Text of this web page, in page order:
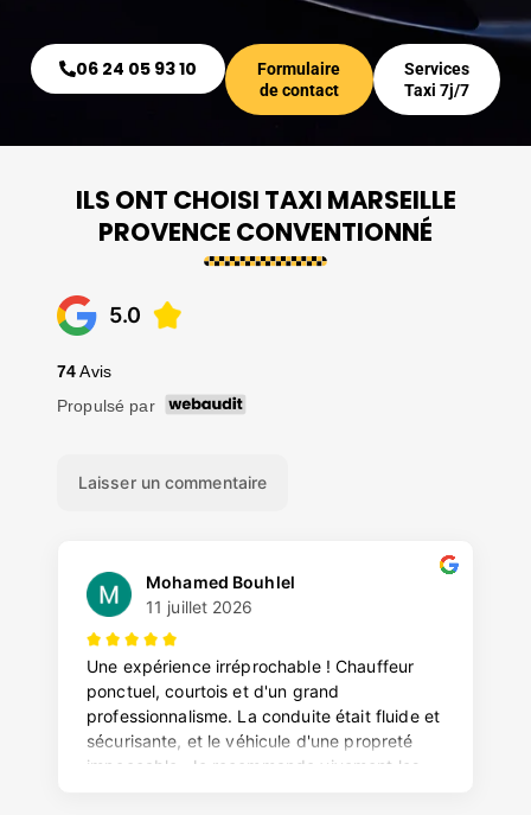
06 24 05 93 10
Formulaire
de contact
Services
Taxi 7j/7
ILS ONT CHOISI TAXI MARSEILLE
PROVENCE CONVENTIONNÉ